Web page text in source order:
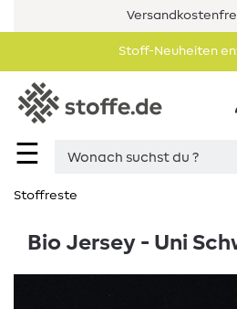
Stoff-Neuheiten
☰
Stoffreste
Bio Jersey - Uni